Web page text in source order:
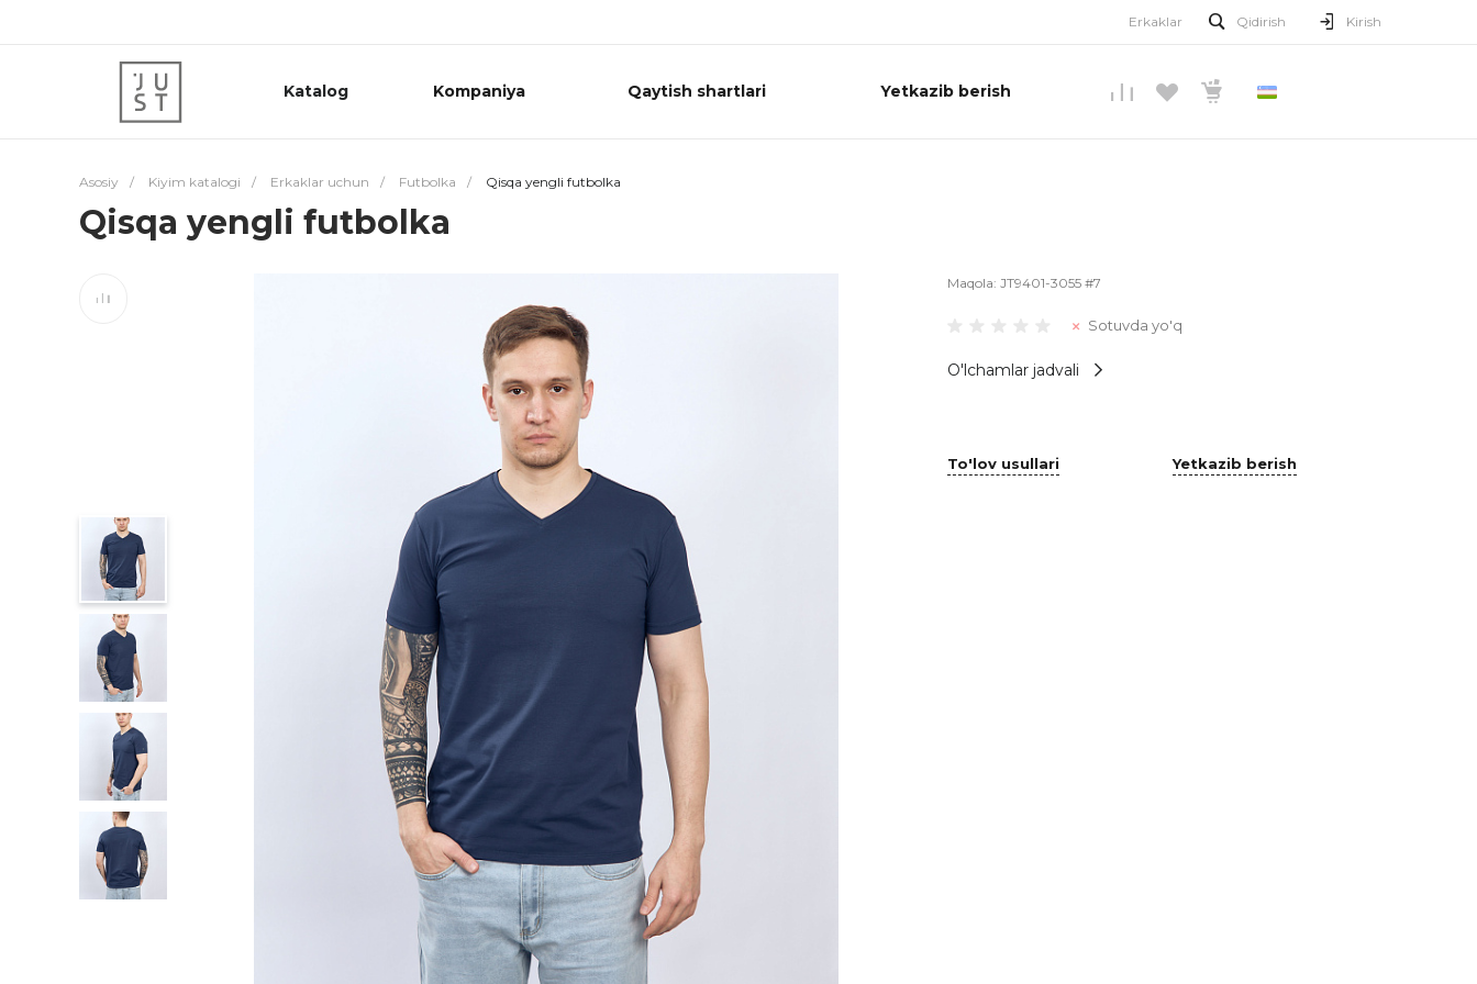
Erkaklar Qidirish Kirish
Katalog Kompaniya Qaytish shartlari Yetkazib berish
Asosiy / Kiyim katalogi / Erkaklar uchun / Futbolka / Qisqa yengli futbolka
Qisqa yengli futbolka
Maqola: JT9401-3055 #7
Sotuvda yo'q
O'lchamlar jadvali
To'lov usullari Yetkazib berish